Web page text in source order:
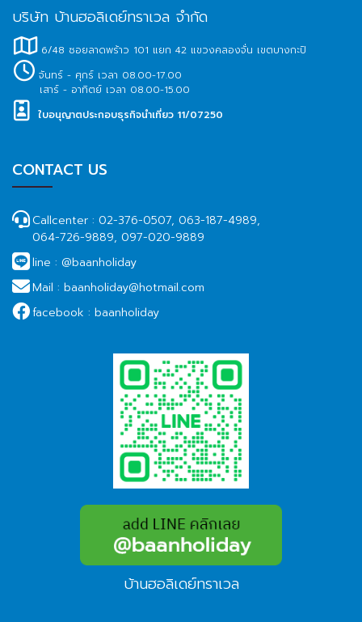
บริษัท บ้านฮอลิเดย์ทราเวล จำกัด
6/48 ซอยลาดพร้าว 101 แยก 42 แขวงคลองจั่น เขตบางกะปิ
จันทร์ - ศุกร์ เวลา 08.00-17.00
เสาร์ - อาทิตย์ เวลา 08.00-15.00
ใบอนุญาตประกอบธุรกิจนำเที่ยว 11/07250
CONTACT US
Callcenter : 02-376-0507, 063-187-4989,
064-726-9889, 097-020-9889
line : @baanholiday
Mail : baanholiday@hotmail.com
facebook : baanholiday
บ้านฮอลิเดย์ทราเวล